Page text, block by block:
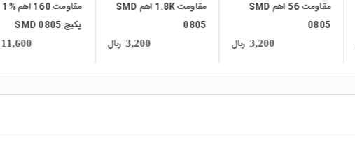
مقاومت 1.8K اهم SMD
0805
3,200 ریال
مقاومت 160 اهم %1
پکیج 0805 SMD
11,600 ریال
مقاومت 6.2
پکیج SMD 0805
22,200